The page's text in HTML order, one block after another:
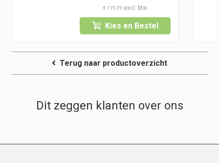
€ 119,79
Kies en Bestel
Terug naar productoverzicht
Dit zeggen klanten over ons